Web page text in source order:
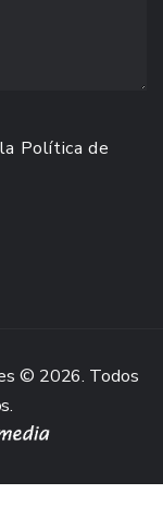
Política de
© 2026. Todos